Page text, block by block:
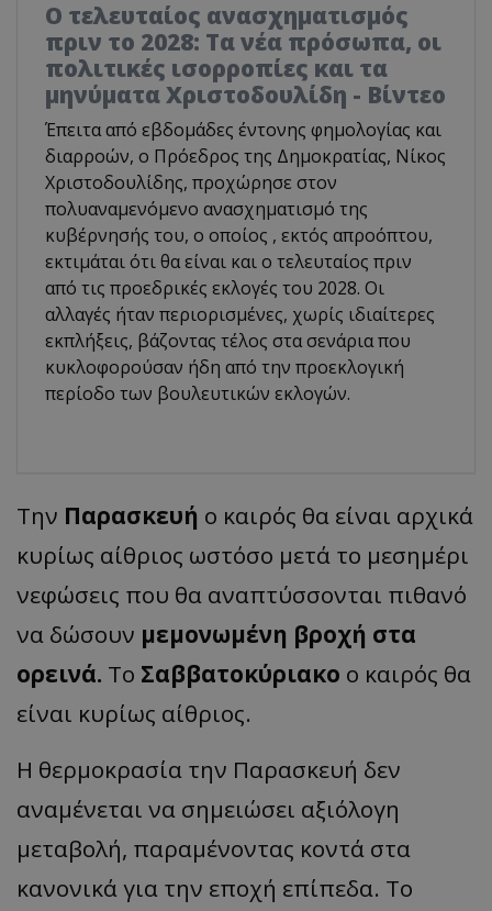
Ο τελευταίος ανασχηματισμός
πριν το 2028: Τα νέα πρόσωπα, οι
πολιτικές ισορροπίες και τα
μηνύματα Χριστοδουλίδη - Βίντεο
Έπειτα από εβδομάδες έντονης φημολογίας και
διαρροών, ο Πρόεδρος της Δημοκρατίας, Νίκος
Χριστοδουλίδης, προχώρησε στον
πολυαναμενόμενο ανασχηματισμό της
κυβέρνησής του, ο οποίος , εκτός απροόπτου,
εκτιμάται ότι θα είναι και ο τελευταίος πριν
από τις προεδρικές εκλογές του 2028. Οι
αλλαγές ήταν περιορισμένες, χωρίς ιδιαίτερες
εκπλήξεις, βάζοντας τέλος στα σενάρια που
κυκλοφορούσαν ήδη από την προεκλογική
περίοδο των βουλευτικών εκλογών.
Την Παρασκευή ο καιρός θα είναι αρχικά
κυρίως αίθριος ωστόσο μετά το μεσημέρι
νεφώσεις που θα αναπτύσσονται πιθανό
να δώσουν μεμονωμένη βροχή στα
ορεινά. Το Σαββατοκύριακο ο καιρός θα
είναι κυρίως αίθριος.
Η θερμοκρασία την Παρασκευή δεν
αναμένεται να σημειώσει αξιόλογη
μεταβολή, παραμένοντας κοντά στα
κανονικά για την εποχή επίπεδα. Το